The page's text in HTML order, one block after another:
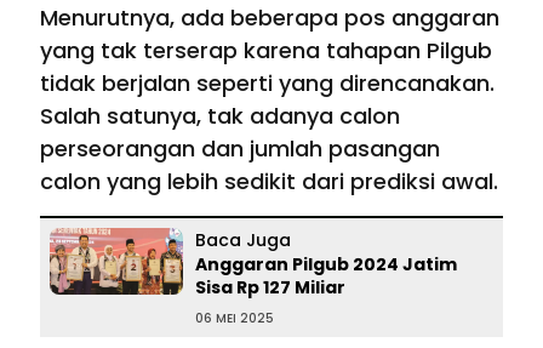
Menurutnya, ada beberapa pos anggaran
yang tak terserap karena tahapan Pilgub
tidak berjalan seperti yang direncanakan.
Salah satunya, tak adanya calon
perseorangan dan jumlah pasangan
calon yang lebih sedikit dari prediksi awal.
Baca Juga
Anggaran Pilgub 2024 Jatim
Sisa Rp 127 Miliar
06 MEI 2025